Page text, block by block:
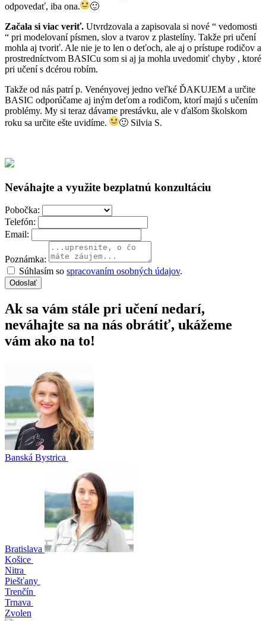
odpovedať, iba ona.
🙂
Začala si viac veriť. Utvrdzovala a zapisovala si nové “ vedomosti
“ pri modelovaní písmen, slov a tvarov z plastelíny. Takže pri učení
mohla aj tvoriť. Ale nie je to len o deťoch, ale aj o prístupe rodičov a
prostredníctvom BASICu som si aj ja mohla uvedomiť chyby , ktoré
pri učení s dcérou robím.
Takže od nás patrí p. Venényovej jedno veľké ĎAKUJEM a určite
BASIC odporúčame aj iným deťom a rodičom, ktorí majú s učením
problémy. My si teraz dávame prestávku, ale v ďalšom školskom
roku sa určite ešte uvidíme.
🙂 Silvia S.
Neváhajte a využite bezplatnú konzultáciu
Pobočka:
Telefón:
Email:
Poznámka:
Súhlasím so spracovaním osobných údajov.
Odoslať
Ak sa vám stále pri učení nedarí,
neváhajte sa na nás obrátiť, ukážeme
vám ako na to!
Banská Bystrica
Bratislava
Košice
Nitra
Piešťany
Trenčín
Trnava
Zvolen